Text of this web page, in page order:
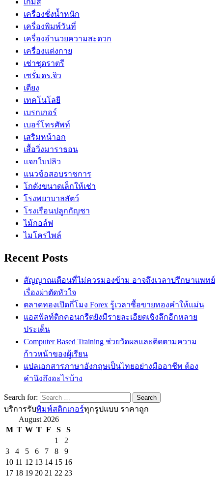
เครื่องชั่งน้ำหนัก
เครื่องพิมพ์วันที่
เครื่องอำนวยความสะดวก
เครื่องแต่งกาย
เช่าชุดราตรี
เซรั่มดร.จิว
เตียง
เทคโนโลยี
เบรกเกอร์
เบอร์โทรศัพท์
เสริมหน้าอก
เสื้อวิ่งมาราธอน
แจกใบปลิว
แนวข้อสอบราชการ
โกดังขนาดเล็กให้เช่า
โรงพยาบาลสัตว์
โรงเรือนปลูกกัญชา
ไม้กอล์ฟ
ไมโครไพล์
Recent Posts
สัญญาณเตือนที่ไม่ควรมองข้าม อาจถึงเวลาปรึกษาแพทย์
เรื่องผ่าตัดหัวใจ
ตลาดทองเปิดกี่โมง Forex รู้เวลาซื้อขายทองคำให้แม่น
แอสฟัลท์ติกคอนกรีตยังมีรายละเอียดเชิงลึกอีกหลาย
ประเด็น
Computer Based Training ช่วยวัดผลและติดตามความ
ก้าวหน้าของผู้เรียน
แปลเอกสารภาษาอังกฤษเป็นไทยอย่างมืออาชีพ ต้อง
คำนึงถึงอะไรบ้าง
Search for:
บริการรับพิมพ์สติกเกอร์ทุกรูปแบบ ราคาถูก
August 2026
M T W T F S
S
1
2
3
4 5 6 7 8
9
10 11 12 13 14 15 16
17 18 19 20 21 22 23